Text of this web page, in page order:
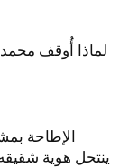
لماذا أُوقف
الإطاحة
ينتحل هوية